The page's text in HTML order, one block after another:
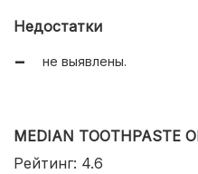
Недостатки
не выявлены.
MEDIAN TOOTHPASTE
Рейтинг: 4.6